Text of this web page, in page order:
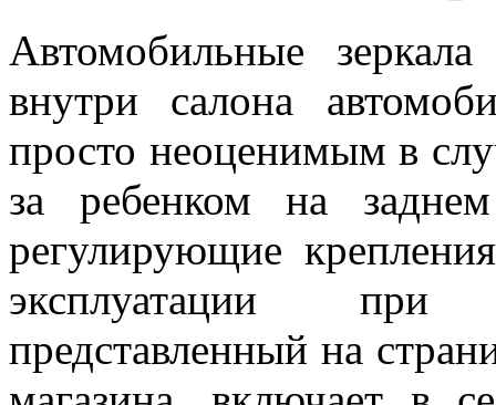
Автомобильные
внутри салона
просто неоценимым в
за ребенком на
регулирующие
эксплуатации при
представленный на